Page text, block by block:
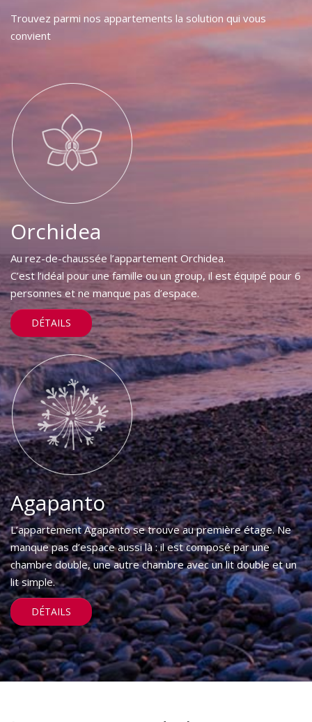
Trouvez parmi nos appartements la solution qui vous
convient
Orchidea
Au rez-de-chaussée l’appartement Orchidea.
C’est l’idéal pour une famille ou un group, il est équipé pour 6
personnes et ne manque pas d’espace.
DÉTAILS
Agapanto
L’appartement Agapanto se trouve au première étage. Ne
manque pas d’espace aussi là : il est composé par une
chambre double, une autre chambre avec un lit double et un
lit simple.
DÉTAILS